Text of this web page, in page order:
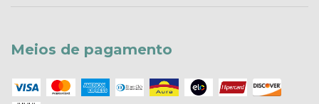
Meios de pagamento